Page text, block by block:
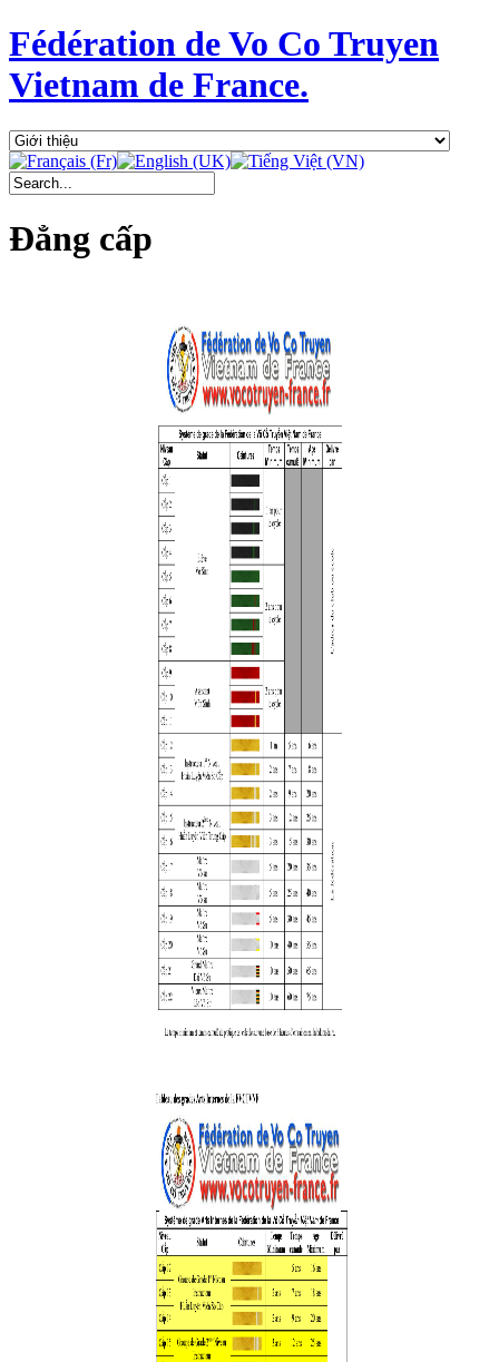
Fédération de Vo Co Truyen
Vietnam de France.
Đẳng cấp